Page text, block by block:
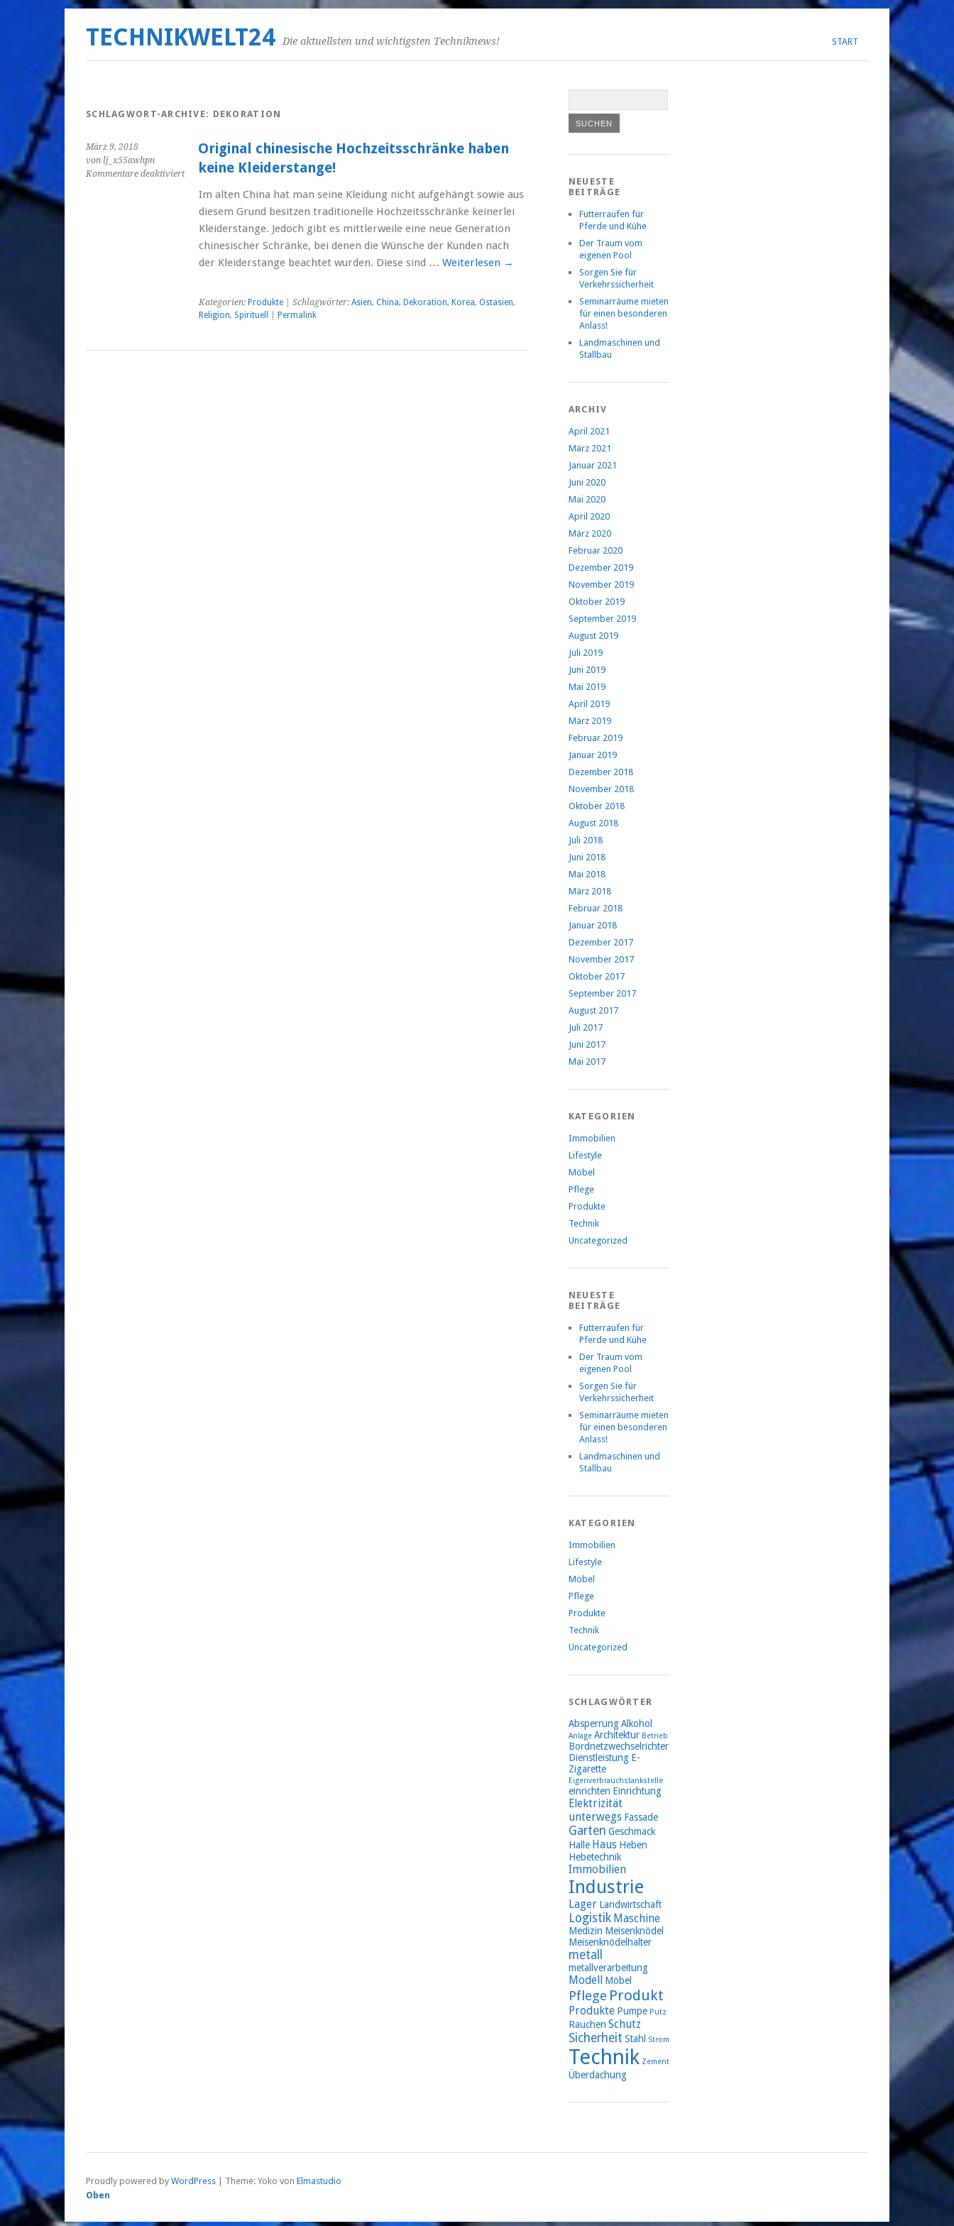
START
TECHNIKWELT24 Die aktuellsten und wichtigsten Techniknews!
SCHLAGWORT-ARCHIVE: DEKORATION
März 9, 2018
von lj_x55awhpn
Kommentare deaktiviertfür
chinesische
Hochzeitsschränke
haben
keine
Original chinesische Hochzeitsschränke haben
keine Kleiderstange!
Im alten China hat man seine Kleidung nicht aufgehängt sowie aus
diesem Grund besitzen traditionelle Hochzeitsschränke keinerlei
Kleiderstange. Jedoch gibt es mittlerweile eine neue Generation
chinesischer Schränke, bei denen die Wünsche der Kunden nach
der Kleiderstange beachtet wurden. Diese sind … Weiterlesen →
Kategorien: Produkte| Schlagwörter: Asien, China, Dekoration, Korea, Ostasien,
Religion, Spirituell Permalink
NEUESTE
BEITRÄGE
Futterraufen für
Pferde und Kühe
Der Traum vom
eigenen Pool
Sorgen Sie für
Verkehrssicherheit
Seminarräume mieten
für einen besonderen
Anlass!
Landmaschinen und
Stallbau
ARCHIV
April 2021
März 2021
Januar 2021
Juni 2020
Mai 2020
April 2020
März 2020
Februar 2020
Dezember 2019
November 2019
Oktober 2019
September 2019
August 2019
Juli 2019
Juni 2019
Mai 2019
April 2019
März 2019
Februar 2019
Januar 2019
Dezember 2018
November 2018
Oktober 2018
August 2018
Juli 2018
Juni 2018
Mai 2018
März 2018
Februar 2018
Januar 2018
Dezember 2017
November 2017
Oktober 2017
September 2017
August 2017
Juli 2017
Juni 2017
Mai 2017
KATEGORIEN
Immobilien
Lifestyle
Möbel
Pflege
Produkte
Technik
Uncategorized
NEUESTE
BEITRÄGE
Futterraufen für
Pferde und Kühe
Der Traum vom
eigenen Pool
Sorgen Sie für
Verkehrssicherheit
Seminarräume mieten
für einen besonderen
Anlass!
Landmaschinen und
Stallbau
KATEGORIEN
Immobilien
Lifestyle
Möbel
Pflege
Produkte
Technik
Uncategorized
SCHLAGWÖRTER
AbsperrungAlkohol
Anlage Architektur Betrieb
Bordnetzwechselrichter
Dienstleistung E-
Zigarette
Eigenverbrauchstankstelle
einrichten Einrichtung
Elektrizität
unterwegs Fassade
Garten Geschmack
Halle Haus Heben
Hebetechnik
Immobilien
Industrie
Lager Landwirtschaft
Logistik Maschine
Medizin Meisenknödel
Meisenknödelhalter
metall
metallverarbeitung
Modell Möbel
Pflege Produkt
Produkte Pumpe Putz
Rauchen Schutz
Sicherheit Stahl Strom
Technik Zement
Überdachung
Proudly powered by WordPress Theme: Yoko von Elmastudio
Oben